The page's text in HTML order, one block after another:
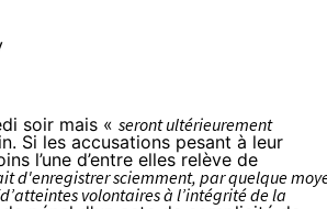
soir mais « seront ultérieurement
. Si les accusations pesant à leur
l’une d’entre elles relève de
d'enregistrer sciemment, par quelque
volontaires à l’intégrité de la